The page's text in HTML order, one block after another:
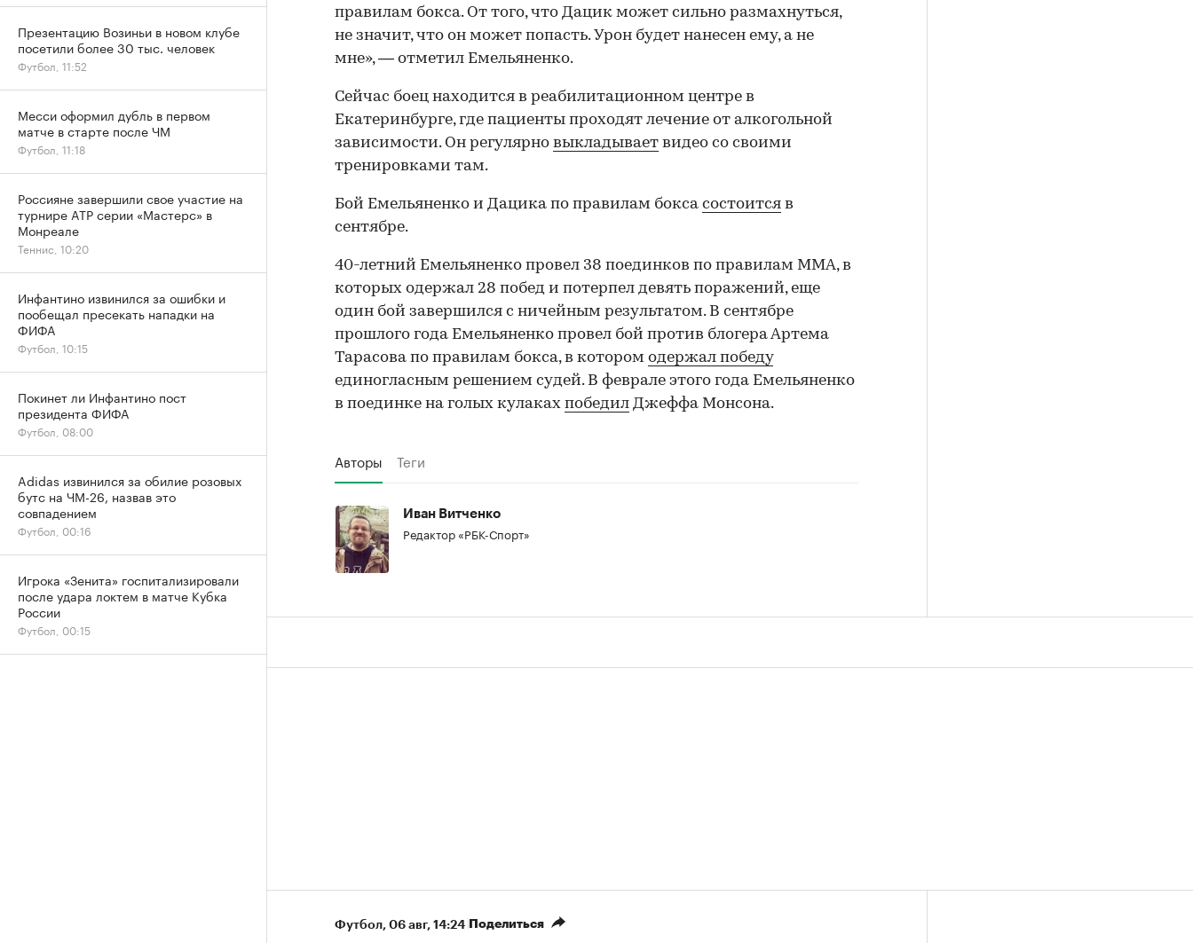
00:00 / 00:00
правилам бокса. От того, что Дацик может сильно размахнуться,
не значит, что он может попасть. Урон будет нанесен ему, а не
мне», — отметил Емельяненко.
Сейчас боец находится в реабилитационном центре в
Екатеринбурге, где пациенты проходят лечение от алкогольной
зависимости. Он регулярно выкладывает видео со своими
тренировками там.
Бой Емельяненко и Дацика по правилам бокса состоится в
сентябре.
40-летний Емельяненко провел 38 поединков по правилам ММА, в
которых одержал 28 побед и потерпел девять поражений, еще
один бой завершился с ничейным результатом. В сентябре
прошлого года Емельяненко провел бой против блогера Артема
Тарасова по правилам бокса, в котором одержал победу
единогласным решением судей. В феврале этого года Емельяненко
в поединке на голых кулаках победил Джеффа Монсона.
Авторы Теги
Иван Витченко
Редактор «РБК-Спорт»
Футбол⁠, 06 авг, 14:24 Поделиться
Презентацию Возиньи в новом клубе
посетили более 30 тыс. человек
Футбол, 11:52
Месси оформил дубль в первом
матче в старте после ЧМ
Футбол, 11:18
Россияне завершили свое участие на
турнире ATP серии «Мастерс» в
Монреале
Теннис, 10:20
Инфантино извинился за ошибки и
пообещал пресекать нападки на
ФИФА
Футбол, 10:15
Покинет ли Инфантино пост
президента ФИФА
Футбол, 08:00
Adidas извинился за обилие розовых
бутс на ЧМ-26, назвав это
совпадением
Футбол, 00:16
Игрока «Зенита» госпитализировали
после удара локтем в матче Кубка
России
Футбол, 00:15